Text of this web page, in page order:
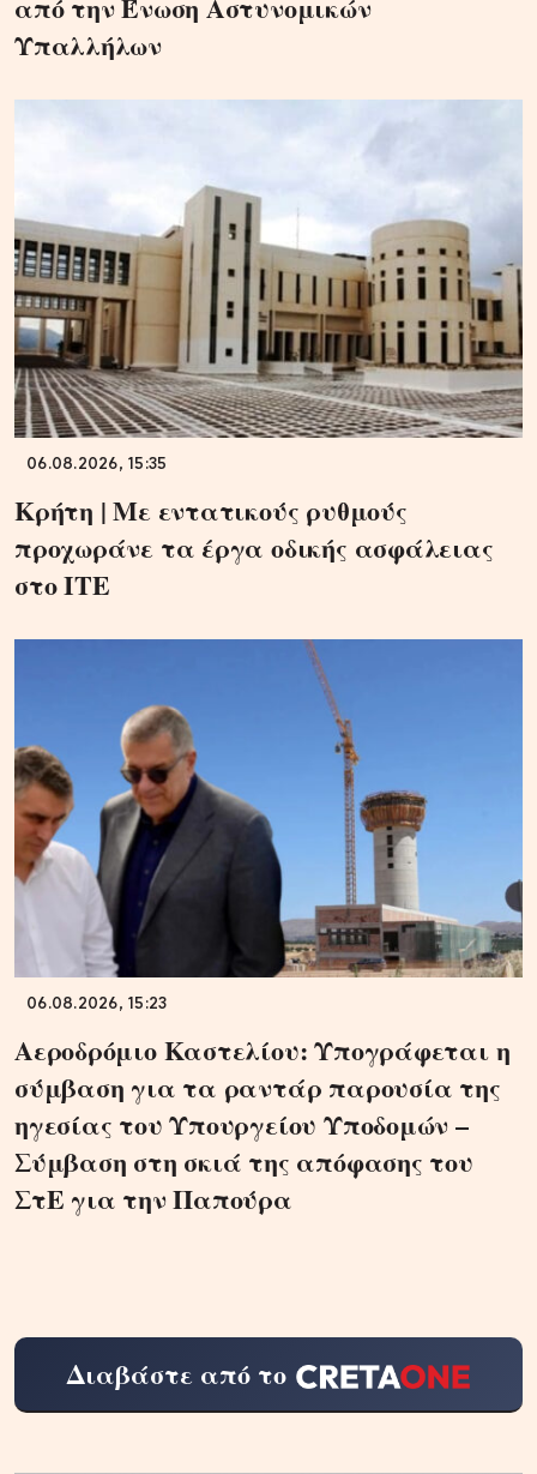
Υπαλλήλων
06.08.2026, 15:35
Κρήτη | Με εντατικούς ρυθμούς
προχωράνε τα έργα οδικής ασφάλειας
στο ΙΤΕ
06.08.2026, 15:23
Αεροδρόμιο Καστελίου: Υπογράφεται η
σύμβαση για τα ραντάρ παρουσία της
ηγεσίας του Υπουργείου Υποδομών –
Σύμβαση στη σκιά της απόφασης του
ΣτΕ για την Παπούρα
Διαβάστε από το